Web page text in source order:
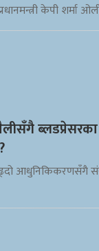
केपी शर्मा
ब्लडप्रेसरका
आधुनिकिकरणसँगै